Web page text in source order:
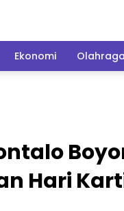
Ekonomi Olahraga
Hari